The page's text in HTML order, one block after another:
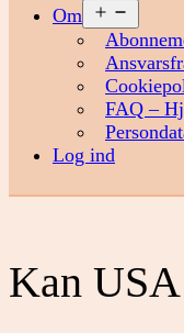
Om
menu
FAQ –
Log ind
Kan